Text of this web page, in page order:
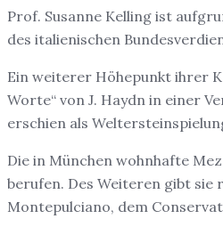
Prof. Susanne Kelling ist
des italienischen
Ein weiterer Höhepunkt ihrer
Worte“ von J. Haydn in einer
erschien als
Die in München wohnhafte
berufen. Des Weiteren gibt sie
Montepulciano, dem